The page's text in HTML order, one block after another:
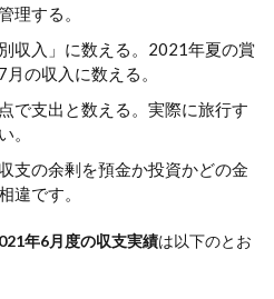
理する。
収入」に数える。2021年夏の賞
の収入に数える。
で支出と数える。実際に旅行す
。
支の余剰を預金か投資かどの金
違です。
年6月度の収支実績は以下のとお